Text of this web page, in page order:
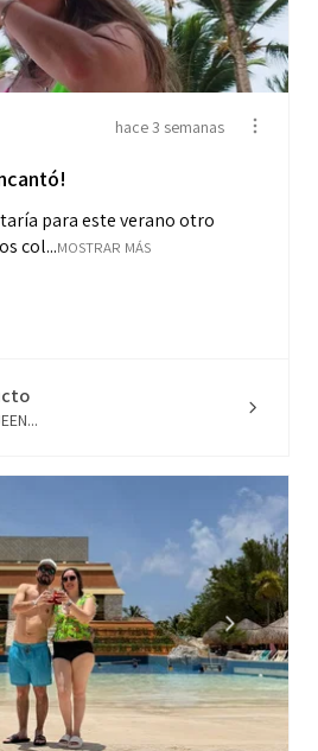
hace 3 semanas
para este verano otro
col...MOSTRAR MÁS